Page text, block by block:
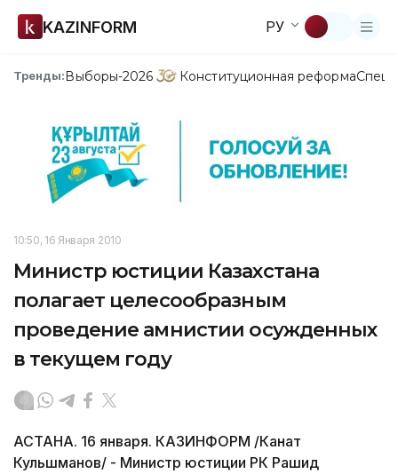
KAZINFORM РУ
Тренды:Выборы-2026 Конституционная реформа
10:50, 16 Января 2010
Министр юстиции Казахстана
полагает целесообразным
проведение амнистии осужденных
в текущем году
АСТАНА. 16 января. КАЗИНФОРМ /Канат
Кульшманов/ - Министр юстиции РК Рашид